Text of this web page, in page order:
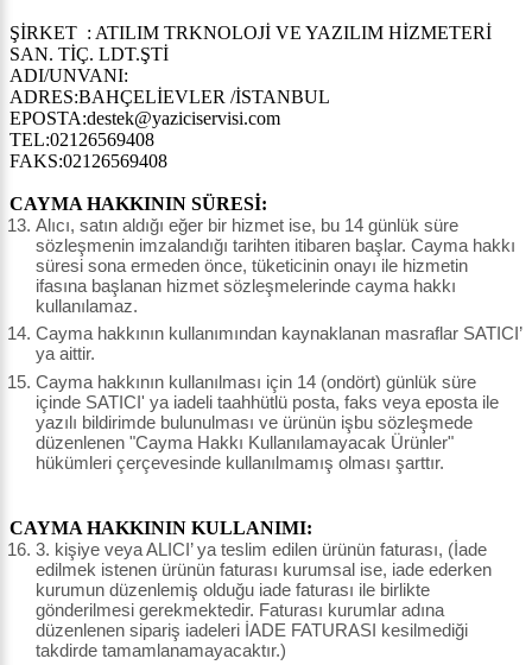
ŞİRKET : ATILIM TRKNOLOJİ VE YAZILIM HİZMETERİ
SAN. TİÇ. LDT.ŞTİ
ADI/UNVANI:
ADRES:BAHÇELİEVLER /İSTANBUL
EPOSTA:destek@yaziciservisi.com
TEL:02126569408
FAKS:02126569408
CAYMA HAKKININ SÜRESİ:
Alıcı, satın aldığı eğer bir hizmet ise, bu 14 günlük süre
sözleşmenin imzalandığı tarihten itibaren başlar. Cayma hakkı
süresi sona ermeden önce, tüketicinin onayı ile hizmetin
ifasına başlanan hizmet sözleşmelerinde cayma hakkı
kullanılamaz.
Cayma hakkının kullanımından kaynaklanan masraflar SATICI’
ya aittir.
Cayma hakkının kullanılması için 14 (ondört) günlük süre
içinde SATICI' ya iadeli taahhütlü posta, faks veya eposta ile
yazılı bildirimde bulunulması ve ürünün işbu sözleşmede
düzenlenen "Cayma Hakkı Kullanılamayacak Ürünler"
hükümleri çerçevesinde kullanılmamış olması şarttır.
CAYMA HAKKININ KULLANIMI:
3. kişiye veya ALICI’ ya teslim edilen ürünün faturası, (İade
edilmek istenen ürünün faturası kurumsal ise, iade ederken
kurumun düzenlemiş olduğu iade faturası ile birlikte
gönderilmesi gerekmektedir. Faturası kurumlar adına
düzenlenen sipariş iadeleri İADE FATURASI kesilmediği
takdirde tamamlanamayacaktır.)